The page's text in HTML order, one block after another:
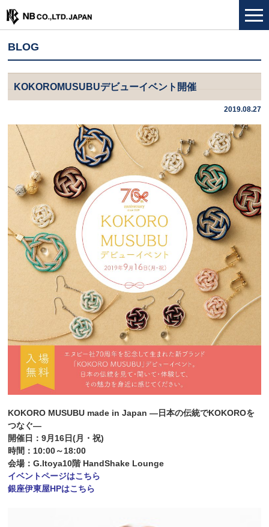
BLOG
KOKOROMUSUBUデビューイベント開催
2019.08.27
KOKORO MUSUBU made in Japan ―日本の伝統でKOKOROを
つなぐ―
開催日：9月16日(月・祝)
時間：10:00～18:00
会場：G.Itoya10階 HandShake Lounge
イベントページはこちら
銀座伊東屋HPはこちら